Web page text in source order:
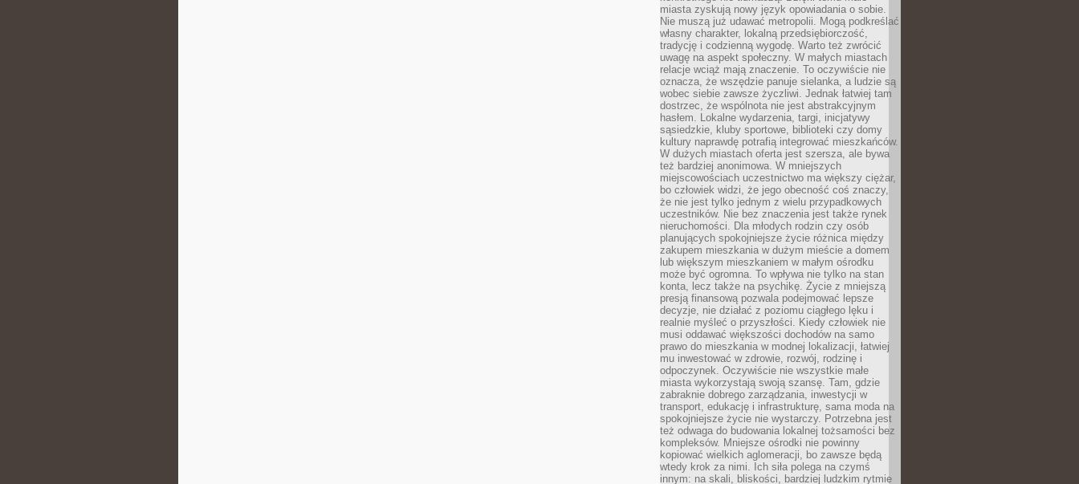
miasta zyskują nowy język opowiadania o sobie.
Nie muszą już udawać metropolii. Mogą podkreślać
własny charakter, lokalną przedsiębiorczość,
tradycję i codzienną wygodę. Warto też zwrócić
uwagę na aspekt społeczny. W małych miastach
relacje wciąż mają znaczenie. To oczywiście nie
oznacza, że wszędzie panuje sielanka, a ludzie są
wobec siebie zawsze życzliwi. Jednak łatwiej tam
dostrzec, że wspólnota nie jest abstrakcyjnym
hasłem. Lokalne wydarzenia, targi, inicjatywy
sąsiedzkie, kluby sportowe, biblioteki czy domy
kultury naprawdę potrafią integrować mieszkańców.
W dużych miastach oferta jest szersza, ale bywa
też bardziej anonimowa. W mniejszych
miejscowościach uczestnictwo ma większy ciężar,
bo człowiek widzi, że jego obecność coś znaczy,
że nie jest tylko jednym z wielu przypadkowych
uczestników. Nie bez znaczenia jest także rynek
nieruchomości. Dla młodych rodzin czy osób
planujących spokojniejsze życie różnica między
zakupem mieszkania w dużym mieście a domem
lub większym mieszkaniem w małym ośrodku
może być ogromna. To wpływa nie tylko na stan
konta, lecz także na psychikę. Życie z mniejszą
presją finansową pozwala podejmować lepsze
decyzje, nie działać z poziomu ciągłego lęku i
realnie myśleć o przyszłości. Kiedy człowiek nie
musi oddawać większości dochodów na samo
prawo do mieszkania w modnej lokalizacji, łatwiej
mu inwestować w zdrowie, rozwój, rodzinę i
odpoczynek. Oczywiście nie wszystkie małe
miasta wykorzystają swoją szansę. Tam, gdzie
zabraknie dobrego zarządzania, inwestycji w
transport, edukację i infrastrukturę, sama moda na
spokojniejsze życie nie wystarczy. Potrzebna jest
też odwaga do budowania lokalnej tożsamości bez
kompleksów. Mniejsze ośrodki nie powinny
kopiować wielkich aglomeracji, bo zawsze będą
wtedy krok za nimi. Ich siła polega na czymś
innym: na skali, bliskości, bardziej ludzkim rytmie